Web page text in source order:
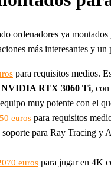
ordenadores ya
más interesantes y
para requisitos medios.
NVIDIA RTX 3060 Ti,
muy potente con el
euros para requisitos
para Ray Tracing y
euros para jugar en 4K